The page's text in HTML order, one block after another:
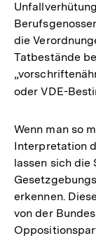
die
Tatbestände
oder VDE-
Wenn man so
Interpretation
lassen sich
erkennen.
von der